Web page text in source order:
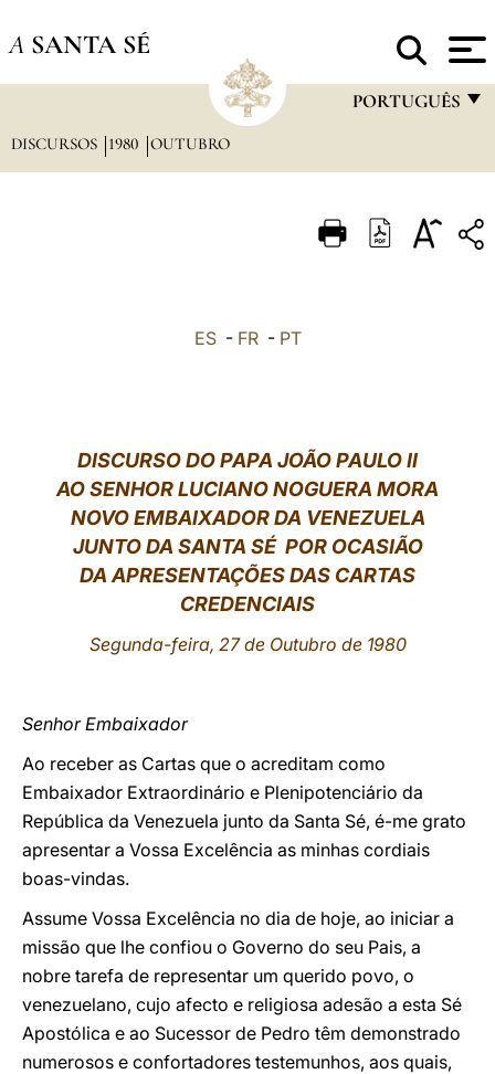
A SANTA SÉ
PORTUGUÊS
ITALIANO
中文
LATINE
DISCURSOS 1980 OUTUBRO
ES- FR- PT
DISCURSO DO PAPA JOÃO PAULO II
AO SENHOR LUCIANO NOGUERA MORA
NOVO EMBAIXADOR DA VENEZUELA
JUNTO DA SANTA SÉ POR OCASIÃO
DA APRESENTAÇÕES DAS CARTAS
CREDENCIAIS
Segunda-feira, 27 de Outubro de 1980
Senhor Embaixador
Ao receber as Cartas que o acreditam como
Embaixador Extraordinário e Plenipotenciário da
República da Venezuela junto da Santa Sé, é-me grato
apresentar a Vossa Excelência as minhas cordiais
boas-vindas.
Assume Vossa Excelência no dia de hoje, ao iniciar a
missão que lhe confiou o Governo do seu Pais, a
nobre tarefa de representar um querido povo, o
venezuelano, cujo afecto e religiosa adesão a esta Sé
Apostólica e ao Sucessor de Pedro têm demonstrado
numerosos e confortadores testemunhos, aos quais,